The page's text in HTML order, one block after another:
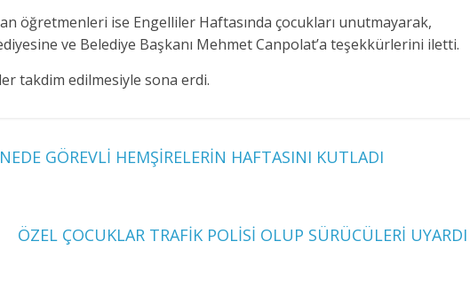
öğretmenleri ise Engelliler Haftasında çocukları unutmayarak,
ve Belediye Başkanı Mehmet Canpolat’a teşekkürlerini iletti.
takdim edilmesiyle sona erdi.
GÖREVLİ HEMŞİRELERİN HAFTASINI KUTLADI
ÖZEL ÇOCUKLAR TRAFİK POLİSİ OLUP SÜRÜCÜLERİ UYARDI